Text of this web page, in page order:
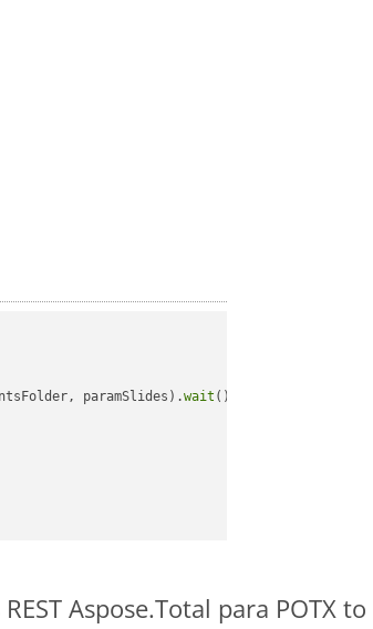
paramSlides).wait ();
Aspose.Total para POTX to